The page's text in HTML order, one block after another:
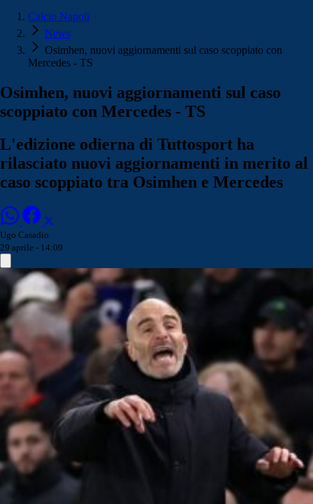
Calcio Napoli
News
Osimhen, nuovi aggiornamenti sul caso scoppiato con
Mercedes - TS
Osimhen, nuovi aggiornamenti sul caso
scoppiato con Mercedes - TS
L'edizione odierna di Tuttosport ha
rilasciato nuovi aggiornamenti in merito al
caso scoppiato tra Osimhen e Mercedes
Ugo Casadio
29 aprile - 14:09